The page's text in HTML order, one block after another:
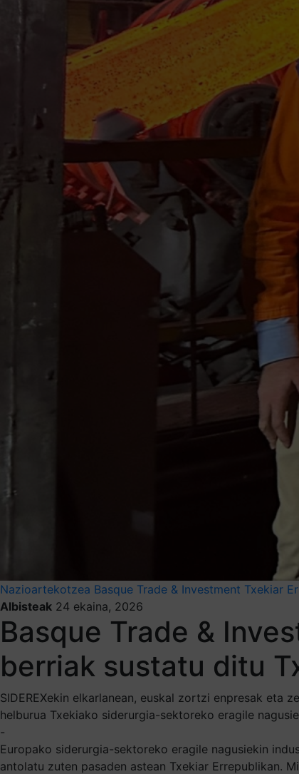
Nazioartekotzea Basque Trade & Investment Txekiar
Albisteak 24 ekaina, 2026
Basque Trade &
berriak sustatu ditu
SIDEREXekin elkarlanean, euskal zortzi enpresak
helburua Txekiako siderurgia-sektoreko eragile
-
Europako siderurgia-sektoreko eragile nagusiekin
antolatu zuten pasaden astean Txekiar Errepublikan.